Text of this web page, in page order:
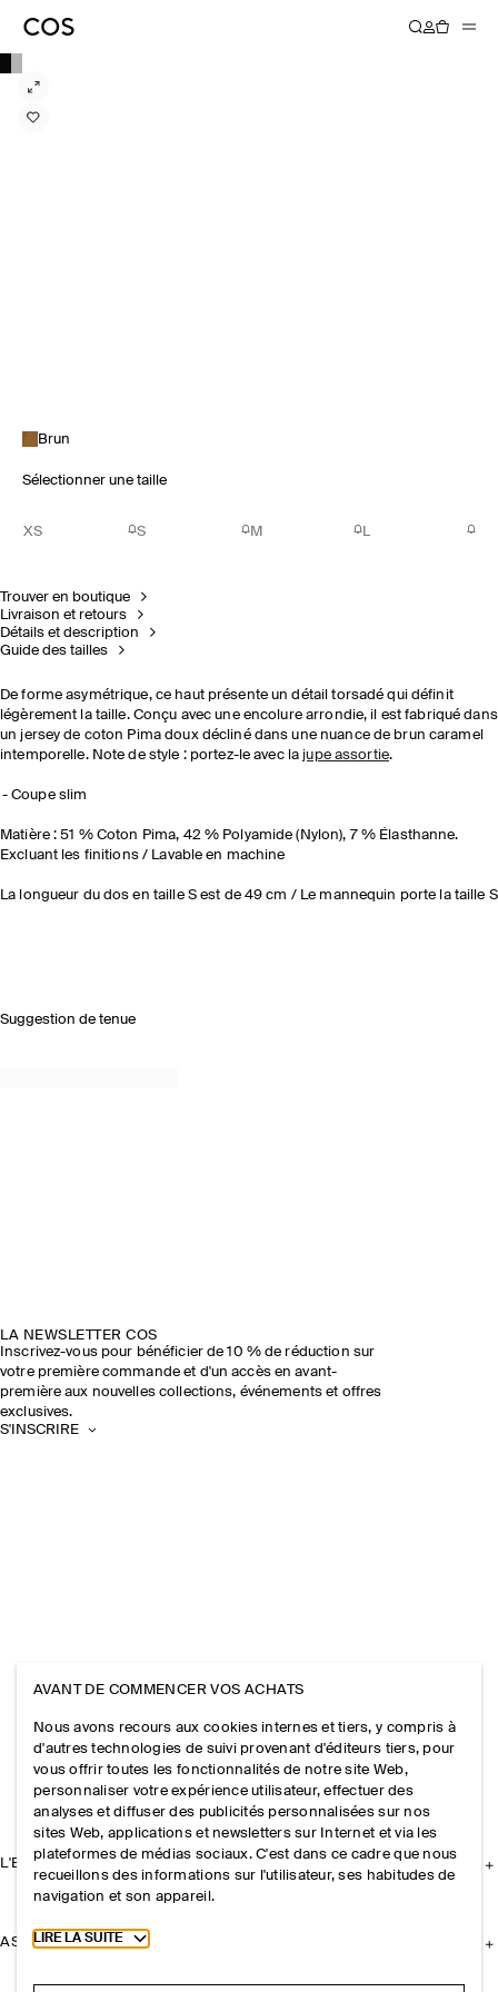
Brun
Sélectionner une taille
XS S M L
Trouver en boutique
Livraison et retours
Détails et description
Guide des tailles
De forme asymétrique, ce haut présente un détail torsadé qui définit
légèrement la taille. Conçu avec une encolure arrondie, il est fabriqué dans
un jersey de coton Pima doux décliné dans une nuance de brun caramel
intemporelle. Note de style : portez-le avec la jupe assortie.
Coupe slim
Matière : 51 % Coton Pima, 42 % Polyamide (Nylon), 7 % Élasthanne.
Excluant les finitions / Lavable en machine
La longueur du dos en taille S est de 49 cm / Le mannequin porte la taille S
Suggestion de tenue
LA NEWSLETTER COS
Inscrivez-vous pour bénéficier de 10 % de réduction sur
votre première commande et d'un accès en avant-
première aux nouvelles collections, événements et offres
exclusives.
S'INSCRIRE
L'ENTREPRISE
ASSISTANCE
AVANT DE COMMENCER VOS ACHATS
Nous avons recours aux cookies internes et tiers, y compris à
d'autres technologies de suivi provenant d'éditeurs tiers, pour
vous offrir toutes les fonctionnalités de notre site Web,
personnaliser votre expérience utilisateur, effectuer des
analyses et diffuser des publicités personnalisées sur nos
sites Web, applications et newsletters sur Internet et via les
plateformes de médias sociaux. C'est dans ce cadre que nous
recueillons des informations sur l'utilisateur, ses habitudes de
navigation et son appareil.
Toggle more cookie information
LIRE LA SUITE